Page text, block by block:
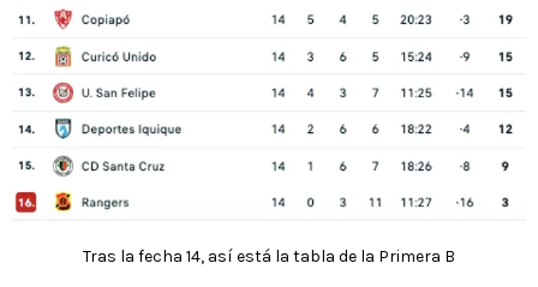
Tras la fecha 14, así está la tabla de la Primera B